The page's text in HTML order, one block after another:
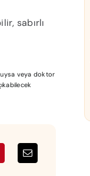
sabırlı
veya doktor